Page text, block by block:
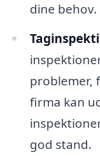
dine behov.
problemer,
firma kan
god stand.